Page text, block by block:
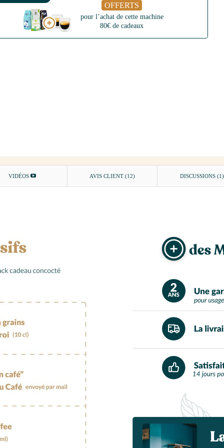
OFFERTS
pour l’achat de cette machine
80€ de cadeaux
VIDÉOS AVIS CLIENT (12) DISCUSSIONS (1)